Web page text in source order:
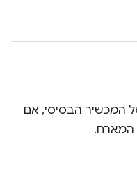
המכשיר הבסיסי, אם
המארח.